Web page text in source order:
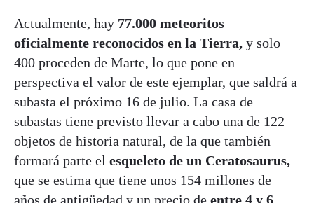
Actualmente, hay 77.000 meteoritos
oficialmente reconocidos en la Tierra, y solo
400 proceden de Marte, lo que pone en
perspectiva el valor de este ejemplar, que saldrá a
subasta el próximo 16 de julio. La casa de
subastas tiene previsto llevar a cabo una de 122
objetos de historia natural, de la que también
formará parte el esqueleto de un Ceratosaurus,
que se estima que tiene unos 154 millones de
años de antigüedad y un precio de entre 4 y 6